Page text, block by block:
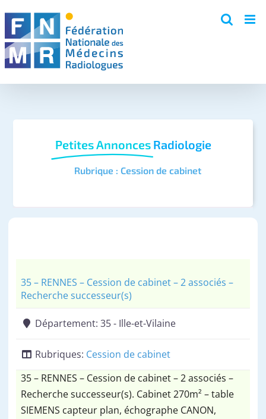
content
Petites Annonces Radiologie
Rubrique : Cession de cabinet
35 – RENNES – Cession de cabinet – 2 associés –
Recherche successeur(s)
Département:35 - Ille-et-Vilaine
Rubriques: Cession de cabinet
35 – RENNES – Cession de cabinet – 2 associés –
Recherche successeur(s). Cabinet 270m² – table
SIEMENS capteur plan, échographe CANON,